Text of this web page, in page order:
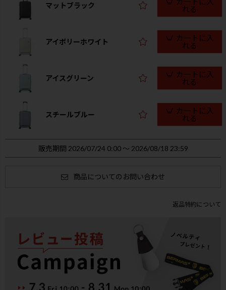
マットブラック
れる
アイボリーホワイト
カートに入
れる
アイスグリーン
カートに入
れる
スチールブルー
カートに入
れる
販売期間 2026/07/24 0:00 〜 2026/08/18 23:59
商品についてのお問い合わせ
返品特約について